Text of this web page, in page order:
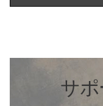
サ